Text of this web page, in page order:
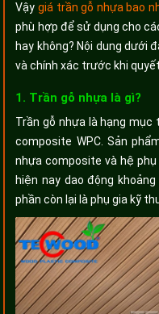
Vậygiá trần gỗ nhựa bao
phù hợp để sử dụng cho
hay không? Nội dung dưới
và chính xác trước khi
1. Trần gỗ nhựa là gì?
Trần gỗ nhựa là hạng
composite WPC. Sản
nhựa composite và hệ
hiện nay dao động
phần còn lại là phụ gia kỹ